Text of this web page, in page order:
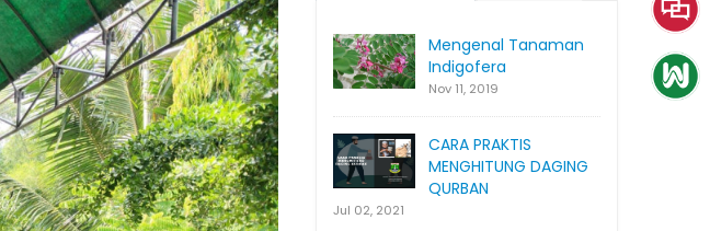
Mengenal Tanaman
Indigofera
Nov 11, 2019
CARA PRAKTIS
MENGHITUNG DAGING
QURBAN
Jul 02, 2021